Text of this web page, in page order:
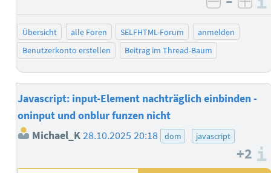
negativ
Übersicht alle Foren SELFHTML-Forum
anmelden
Benutzerkonto erstellen
Beitrag im Thread-Baum
Javascript: input-Element nachträglich einbinden -
oninput und onblur funzen nicht
Michael_K28.10.2025 20:18 dom javascript
+2